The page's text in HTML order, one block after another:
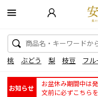
桃 ぶどう 梨 枝豆 フル
お知らせ
お盆休み期間中は
文前に必ずこちら